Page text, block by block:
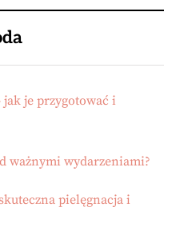
je przygotować i
ważnymi wydarzeniami?
pielęgnacja i